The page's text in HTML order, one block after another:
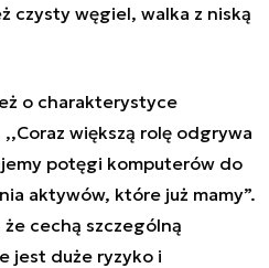
czysty węgiel, walka z niską
o charakterystyce
większą rolę odgrywa
potęgi komputerów do
aktywów, które już mamy”.
że cechą szczególną
jest duże ryzyko i